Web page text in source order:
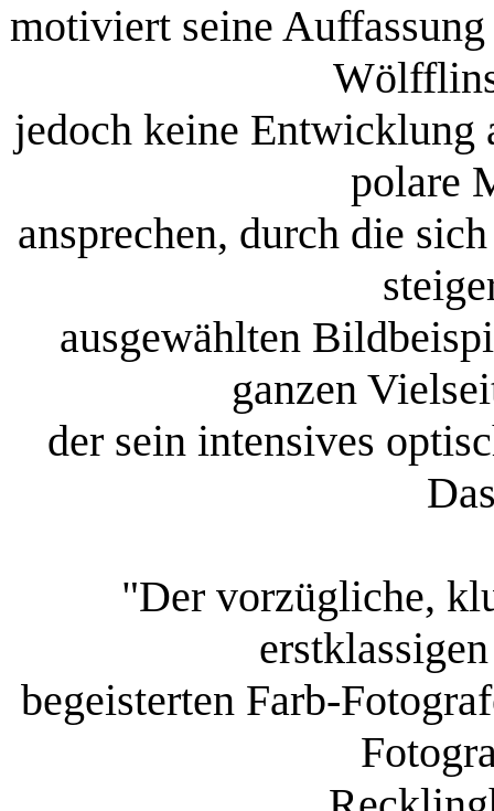
motiviert seine
jedoch keine Entwicklung
polare
ansprechen, durch die
ausgewählten
ganzen
der sein intensives
"Der vorzügliche,
begeisterten Farb-